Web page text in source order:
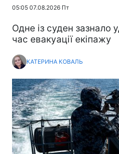
05:05 07.08.2026 Пт
Одне із суден зазнало
час евакуації екіпажу
КАТЕРИНА КОВАЛЬ